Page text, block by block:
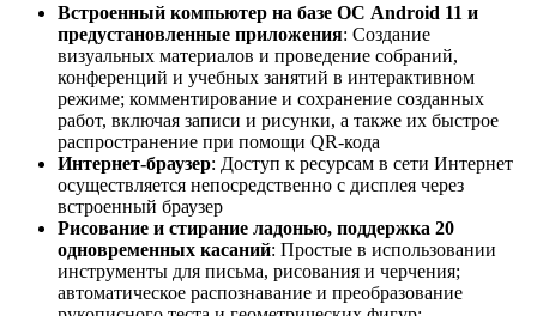
Встроенный компьютер на базе ОС Android 11 и
предустановленные приложения: Создание
визуальных материалов и проведение собраний,
конференций и учебных занятий в интерактивном
режиме; комментирование и сохранение созданных
работ, включая записи и рисунки, а также их быстрое
распространение при помощи QR-кода
Интернет-браузер: Доступ к ресурсам в сети Интернет
осуществляется непосредственно с дисплея через
встроенный браузер
Рисование и стирание ладонью, поддержка 20
одновременных касаний: Простые в использовании
инструменты для письма, рисования и черчения;
автоматическое распознавание и преобразование